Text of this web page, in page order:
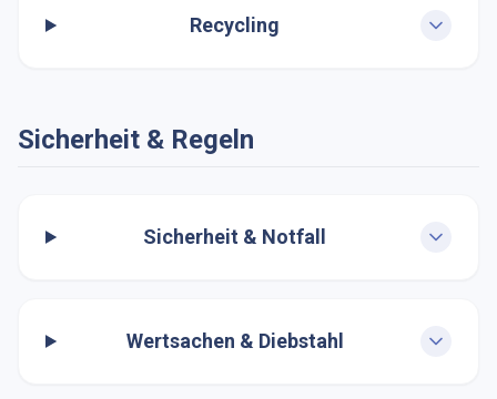
Recycling
Sicherheit & Regeln
Sicherheit & Notfall
Wertsachen & Diebstahl